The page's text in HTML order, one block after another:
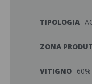
TIPOLOGIA
ZONA
VITIGNO